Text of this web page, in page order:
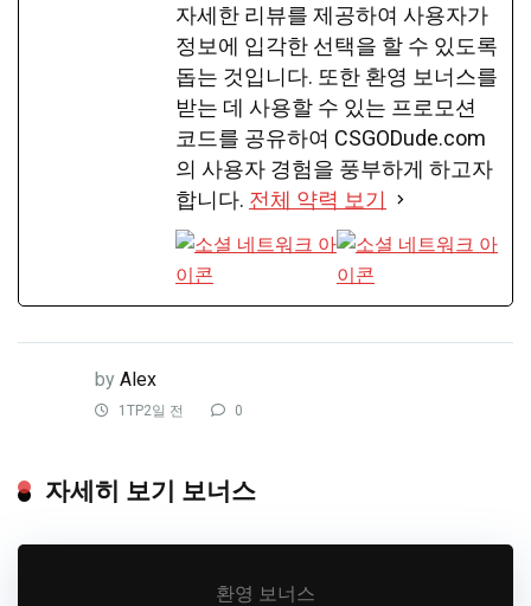
자세한 리뷰를 제공하여 사용자가
정보에 입각한 선택을 할 수 있도록
돕는 것입니다. 또한 환영 보너스를
받는 데 사용할 수 있는 프로모션
코드를 공유하여 CSGODude.com
의 사용자 경험을 풍부하게 하고자
합니다. 전체 약력 보기
by Alex
1TP2일 전 0
자세히 보기 보너스
환영 보너스